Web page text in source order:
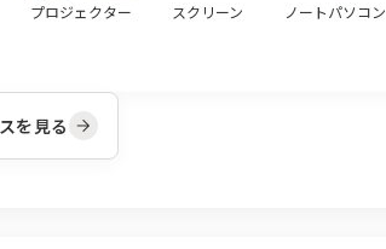
プロジェクター スクリーン ノートパソコン
を見る